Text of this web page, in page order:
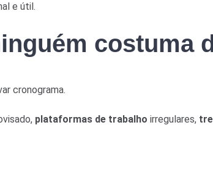
e útil.
costuma
cronograma.
plataformas de trabalho irregulares,